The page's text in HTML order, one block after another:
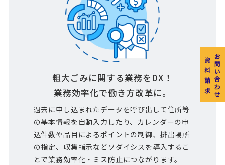
粗大ごみに関する業務をDX！
業務効率化で働き方改革に。
過去に申し込まれたデータを呼び出して住所等
の基本情報を自動入力したり、カレンダーの申
込件数や品目によるポイントの制御、排出場所
の指定、収集指示などソダイシスを導入するこ
とで業務効率化・ミス防止につながります。